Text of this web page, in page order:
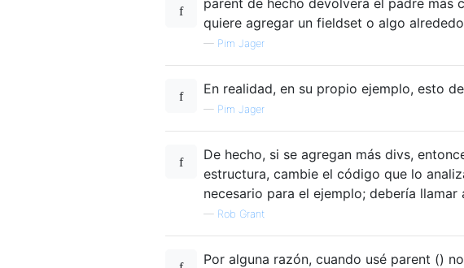
quiere agregar un fieldset o algo
— Pim Jager
En realidad, en su propio ejemplo, esto
— Pim Jager
De hecho, si se agregan más divs,
estructura, cambie el código que lo
necesario para el ejemplo; debería llamar
— Rob Grant
Por alguna razón, cuando usé parent ()